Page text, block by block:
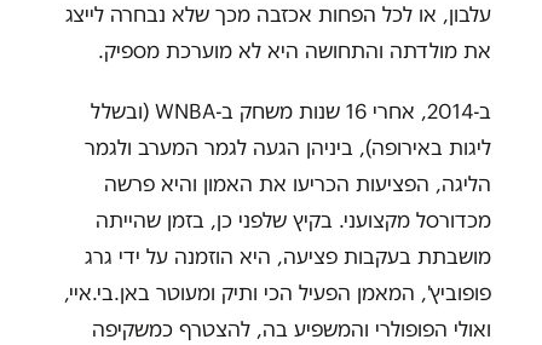
עלבון, או לכל הפחות אכזבה מכך שלא נבחרה לייצג
את מולדתה והתחושה היא לא מוערכת מספיק.
ב-2014, אחרי 16 שנות משחק ב-WNBA (ובשלל
ליגות באירופה), ביניהן הגעה לגמר המערב ולגמר
הליגה, הפציעות הכריעו את האמון והיא פרשה
מכדורסל מקצועני. בקיץ שלפני כן, בזמן שהייתה
מושבתת בעקבות פציעה, היא הוזמנה על ידי גרג
פופוביץ', המאמן הפעיל הכי ותיק ומעוטר באן.בי.איי,
ואולי הפופולרי והמשפיע בה, להצטרף כמשקיפה